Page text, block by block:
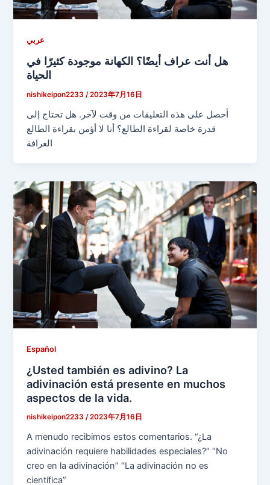
عربي
هل أنت عراف أيضًا؟ الكهانة موجودة كثيرًا في
الحياة
nishikeipon2233 /2023年7月16日
أحصل على هذه التعليقات من وقت لآخر. هل تحتاج إلى
قدرة خاصة لقراءة الطالع؟ أنا لا أؤمن بقراءة الطالع
العرافة
Español
¿Usted también es adivino? La
adivinación está presente en muchos
aspectos de la vida.
nishikeipon2233/2023年7月16日
A menudo recibimos estos comentarios. “¿La
adivinación requiere habilidades especiales?” “No
creo en la adivinación” “La adivinación no es
científica”